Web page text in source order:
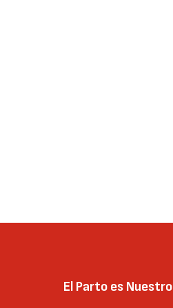
El Parto es Nuestro